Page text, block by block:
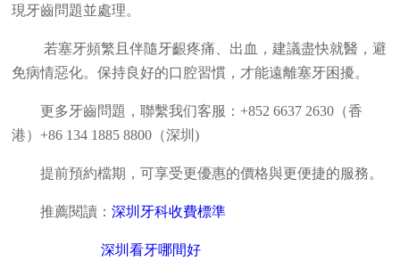
現牙齒問題並處理。
若塞牙頻繁且伴隨牙齦疼痛、出血，建議盡快就醫，避
免病情惡化。保持良好的口腔習慣，才能遠離塞牙困擾。
更多牙齒問題，聯繫我们客服：+852 6637 2630（香
港）+86 134 1885 8800（深圳)
提前預約檔期，可享受更優惠的價格與更便捷的服務。
推薦閱讀：深圳牙科收費標準
深圳看牙哪間好